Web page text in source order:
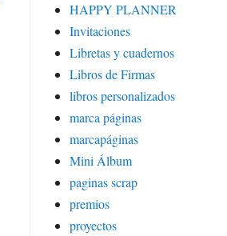
HAPPY PLANNER
Invitaciones
Libretas y cuadernos
Libros de Firmas
libros personalizados
marca páginas
marcapáginas
Mini Álbum
paginas scrap
premios
proyectos